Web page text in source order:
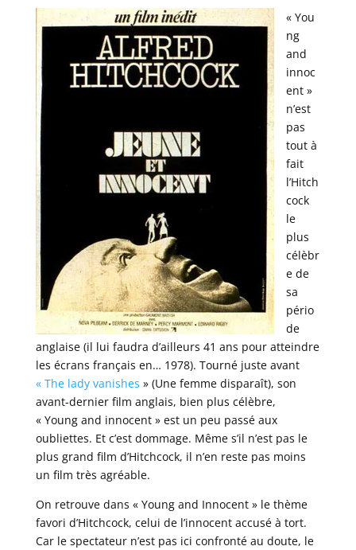
« You
ng
and
innoc
ent »
n’est
pas
tout à
fait
l’Hitch
cock
le
plus
célèbr
e de
sa
pério
de
anglaise (il lui faudra d’ailleurs 41 ans pour atteindre
les écrans français en… 1978). Tourné juste avant
« The lady vanishes » (Une femme disparaît), son
avant-dernier film anglais, bien plus célèbre,
« Young and innocent » est un peu passé aux
oubliettes. Et c’est dommage. Même s’il n’est pas le
plus grand film d’Hitchcock, il n’en reste pas moins
un film très agréable.
On retrouve dans « Young and Innocent » le thème
favori d’Hitchcock, celui de l’innocent accusé à tort.
Car le spectateur n’est pas ici confronté au doute, le